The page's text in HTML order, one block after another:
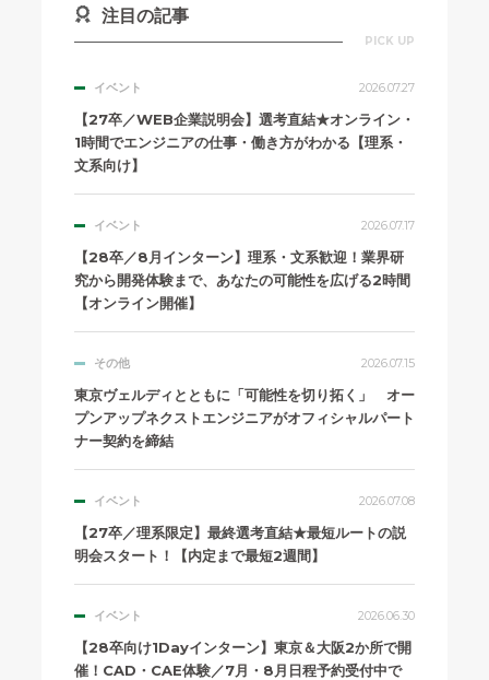
注目の記事
PICK UP
イベント 2026.07.27
【27卒／WEB企業説明会】選考直結★オンライン・
1時間でエンジニアの仕事・働き方がわかる【理系・
文系向け】
イベント 2026.07.17
【28卒／8月インターン】理系・文系歓迎！業界研
究から開発体験まで、あなたの可能性を広げる2時間
【オンライン開催】
その他 2026.07.15
東京ヴェルディとともに「可能性を切り拓く」 オー
プンアップネクストエンジニアがオフィシャルパート
ナー契約を締結
イベント 2026.07.08
【27卒／理系限定】最終選考直結★最短ルートの説
明会スタート！【内定まで最短2週間】
イベント 2026.06.30
【28卒向け1Dayインターン】東京＆大阪2か所で開
催！CAD・CAE体験／7月・8月日程予約受付中で